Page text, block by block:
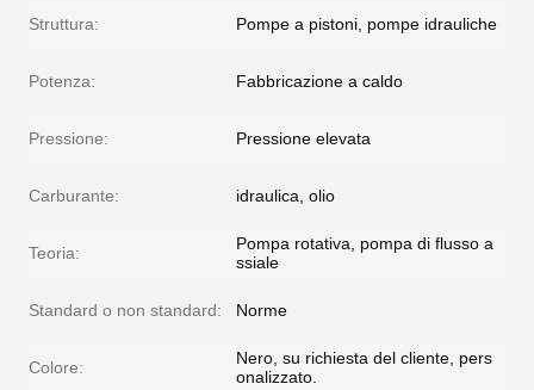
Struttura: Pompe a pistoni, pompe idrauliche
Potenza: Fabbricazione a caldo
Pressione: Pressione elevata
Carburante: idraulica, olio
Teoria:
Pompa rotativa, pompa di flusso a
ssiale
Standard o non standard: Norme
Colore:
Nero, su richiesta del cliente, pers
onalizzato.